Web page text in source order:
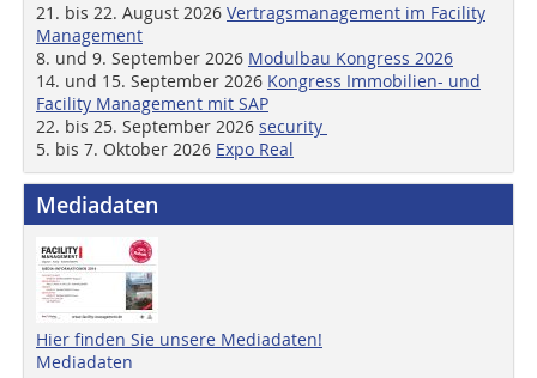
21. bis 22. August 2026 Vertragsmanagement im Facility
Management
8. und 9. September 2026 Modulbau Kongress 2026
14. und 15. September 2026 Kongress Immobilien- und
Facility Management mit SAP
22. bis 25. September 2026 security
5. bis 7. Oktober 2026 Expo Real
Mediadaten
Hier finden Sie unsere Mediadaten!
Mediadaten